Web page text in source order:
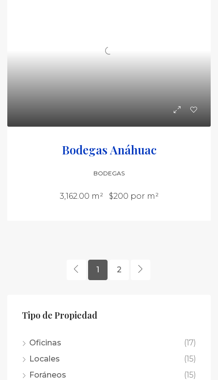
Bodegas Anáhuac
BODEGAS
3,162.00 m² $200 por m²
1 2
Tipo de Propiedad
Oficinas
(17)
Locales
(15)
Foráneos
(15)